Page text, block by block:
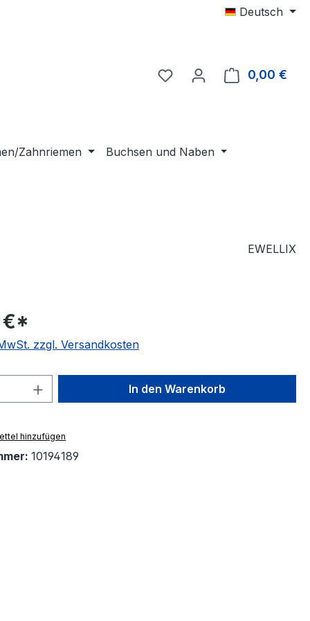
Deutsch
0,00 €
Zahnriemen Buchsen und Naben
EWELLIX
€*
zzgl. Versandkosten
Gib den gewünschten Wert
In den Warenkorb
hinzufügen
10194189